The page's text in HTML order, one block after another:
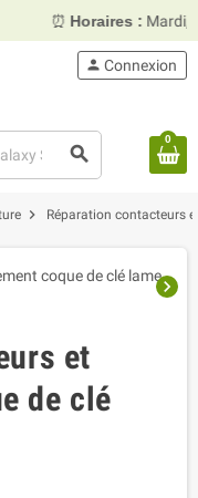
Horaires :Mardi,
search
person Connexion
0
chevron_right Réparation contacteurs
chevron_right
et
de clé